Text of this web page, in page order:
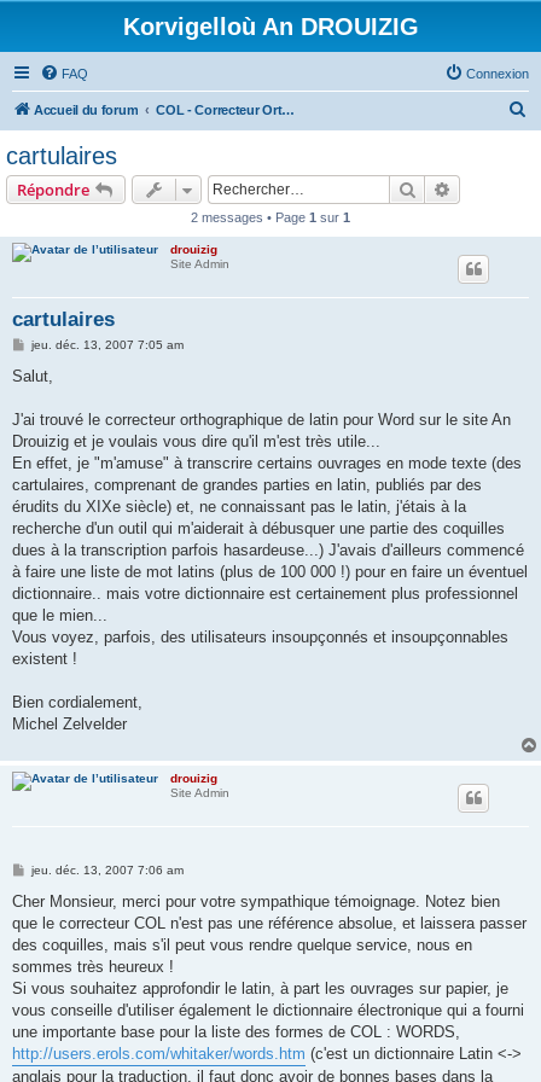
Korvigelloù An DROUIZIG
FAQ Connexion
Accueil du forum COL - Correcteur Orthographique Latin - Latin Spell Checker
cartulaires
Répondre Rechercher
2 messages • Page 1 sur 1
drouizig
Site Admin
cartulaires
M
s
g
jeu. déc. 13, 2007 7:05 am
Salut,
J'ai trouvé le correcteur orthographique de latin pour Word sur le site An
Drouizig et je voulais vous dire qu'il m'est très utile...
En effet, je "m'amuse" à transcrire certains ouvrages en mode texte (des
cartulaires, comprenant de grandes parties en latin, publiés par des
érudits du XIXe siècle) et, ne connaissant pas le latin, j'étais à la
recherche d'un outil qui m'aiderait à débusquer une partie des coquilles
dues à la transcription parfois hasardeuse...) J'avais d'ailleurs commencé
à faire une liste de mot latins (plus de 100 000 !) pour en faire un éventuel
dictionnaire.. mais votre dictionnaire est certainement plus professionnel
que le mien...
Vous voyez, parfois, des utilisateurs insoupçonnés et insoupçonnables
existent !
Bien cordialement,
Michel Zelvelder
drouizig
Site Admin
M
s
a
g
jeu. déc. 13, 2007 7:06 am
Cher Monsieur, merci pour votre sympathique témoignage. Notez bien
que le correcteur COL n'est pas une référence absolue, et laissera passer
des coquilles, mais s'il peut vous rendre quelque service, nous en
sommes très heureux !
Si vous souhaitez approfondir le latin, à part les ouvrages sur papier, je
vous conseille d'utiliser également le dictionnaire électronique qui a fourni
une importante base pour la liste des formes de COL : WORDS,
http://users.erols.com/whitaker/words.htm (c'est un dictionnaire Latin <->
anglais pour la traduction, il faut donc avoir de bonnes bases dans la